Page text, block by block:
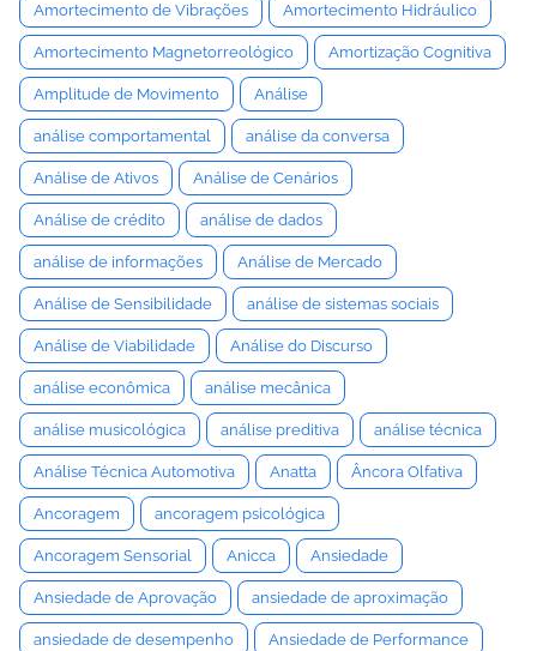
Amortecimento de Vibrações Amortecimento Hidráulico
Amortecimento Magnetorreológico Amortização Cognitiva
Amplitude de Movimento Análise
análise comportamental análise da conversa
Análise de Ativos Análise de Cenários
Análise de crédito análise de dados
análise de informações Análise de Mercado
Análise de Sensibilidade análise de sistemas sociais
Análise de Viabilidade Análise do Discurso
análise econômica análise mecânica
análise musicológica análise preditiva análise técnica
Análise Técnica Automotiva Anatta Âncora Olfativa
Ancoragem ancoragem psicológica
Ancoragem Sensorial Anicca Ansiedade
Ansiedade de Aprovação ansiedade de aproximação
ansiedade de desempenho Ansiedade de Performance